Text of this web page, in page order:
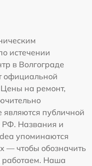
истечении
в Волгограде
официальной
Цены на ремонт,
являются публичной
РФ. Названия и
упоминаются
— чтобы обозначить
работаем. Наша